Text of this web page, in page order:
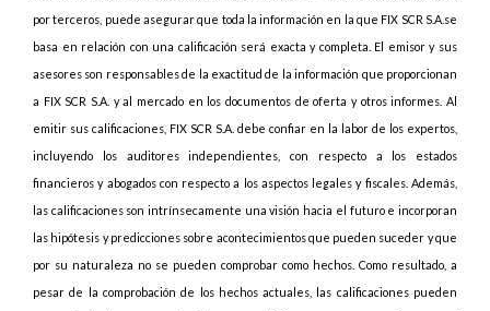
por terceros, puede asegurar que toda la información en la que FIX SCR S.A.se
basa en relación con una calificación será exacta y completa. El emisor y sus
asesores son responsables de la exactitud de la información que proporcionan
a FIX SCR S.A. y al mercado en los documentos de oferta y otros informes. Al
emitir sus calificaciones, FIX SCR S.A. debe confiar en la labor de los expertos,
incluyendo los auditores independientes, con respecto a los estados
financieros y abogados con respecto a los aspectos legales y fiscales. Además,
las calificaciones son intrínsecamente una visión hacia el futuro e incorporan
las hipótesis y predicciones sobre acontecimientos que pueden suceder y que
por su naturaleza no se pueden comprobar como hechos. Como resultado, a
pesar de la comprobación de los hechos actuales, las calificaciones pueden